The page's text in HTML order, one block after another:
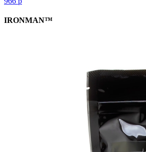
IRONMAN™